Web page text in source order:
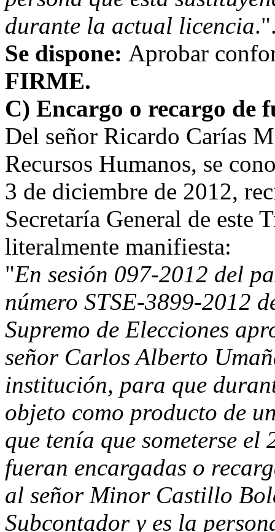
durante la actual licencia
Se dispone: Aprobar
FIRME.
C) Encargo o recargo de
Del señor Ricardo Carías
Recursos Humanos, se
3 de diciembre de 2012,
Secretaría General de este
literalmente manifiesta:
"En sesión 097-2012 del
número STSE-3899-2012
Supremo de Elecciones
señor Carlos Alberto
institución, para que
objeto como producto de
que tenía que someterse el
fueran encargadas o
al señor Minor Castillo
Subcontador y es la